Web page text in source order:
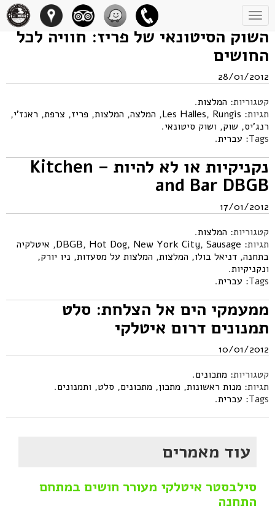
Toggle
navigation
השוק הסיטונאי של פריז: חוויה לכל
החושים
28/01/2012
קטגוריות: המלצות.
תגיות:
Les Halles, Rungis
, המלצה, המלצות, פריז, צרפת, ראנז'י,
רנג'יס, שוק, ושוק סיטונאי.
Tags: עברית.
נקניקיות או לא להיות – Kitchen
and Bar DBGB
17/01/2012
קטגוריות: המלצות.
תגיות:
DBGB, Hot Dog, New York City, Sausage
, איטלקיה
בתחנה, דניאל בולו, המלצות, המלצות על מסעדות, ניו יורק,
ונקניקיות.
Tags: עברית.
ממעמקי הים אל הצלחת: סלט
תמנונים דרום איטלקי
10/01/2012
קטגוריות: מתכונים.
תגיות: מנות ראשונות, מתכון, מתכונים, סלט, ותמנונים.
Tags: עברית.
עוד מאמרים
סילבסטר איטלקי מעורר חושים במתחם
התחנה